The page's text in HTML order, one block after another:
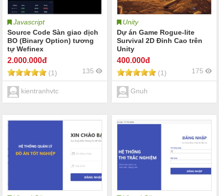
Javascript
Source Code Sàn giao dịch
BO (Binary Option) tương
tự Wefinex
2.000.000đ
(1) 135
kientranhvtc
Unity
Dự án Game Rogue-lite
Survival 2D Đỉnh Cao trên
Unity
400.000đ
(1) 175
Gnuh